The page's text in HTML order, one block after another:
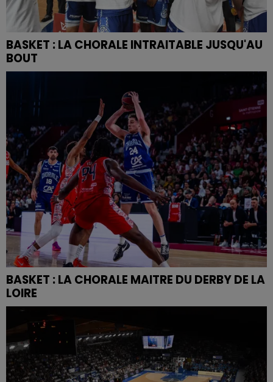
BASKET : LA CHORALE INTRAITABLE JUSQU'AU
BOUT
BASKET : LA CHORALE MAITRE DU DERBY DE LA
LOIRE